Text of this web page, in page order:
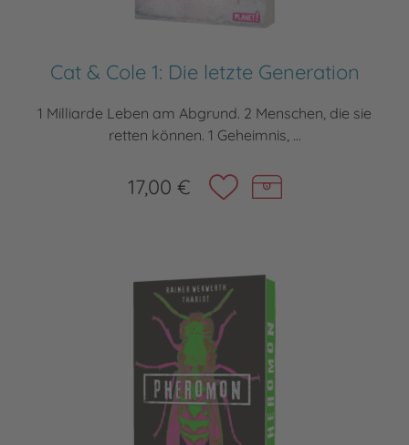
Cat & Cole 1: Die letzte Generation
1 Milliarde Leben am Abgrund. 2 Menschen, die sie
retten können. 1 Geheimnis, ...
17,00 €